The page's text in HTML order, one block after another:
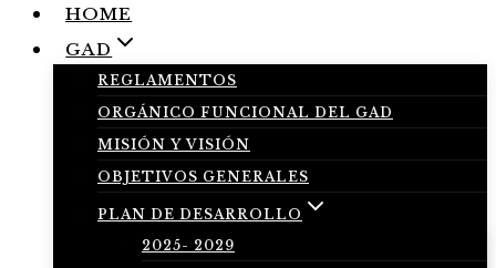
HOME
GAD
REGLAMENTOS
ORGÁNICO FUNCIONAL DEL GAD
MISIÓN Y VISIÓN
OBJETIVOS GENERALES
PLAN DE DESARROLLO
2025- 2029